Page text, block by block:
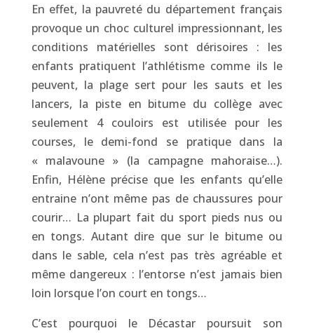
En effet, la pauvreté du département français
provoque un choc culturel impressionnant, les
conditions matérielles sont dérisoires : les
enfants pratiquent l’athlétisme comme ils le
peuvent, la plage sert pour les sauts et les
lancers, la piste en bitume du collège avec
seulement 4 couloirs est utilisée pour les
courses, le demi-fond se pratique dans la
« malavoune » (la campagne mahoraise…).
Enfin, Hélène précise que les enfants qu’elle
entraine n’ont même pas de chaussures pour
courir… La plupart fait du sport pieds nus ou
en tongs. Autant dire que sur le bitume ou
dans le sable, cela n’est pas très agréable et
même dangereux : l’entorse n’est jamais bien
loin lorsque l’on court en tongs…
C’est pourquoi le Décastar poursuit son